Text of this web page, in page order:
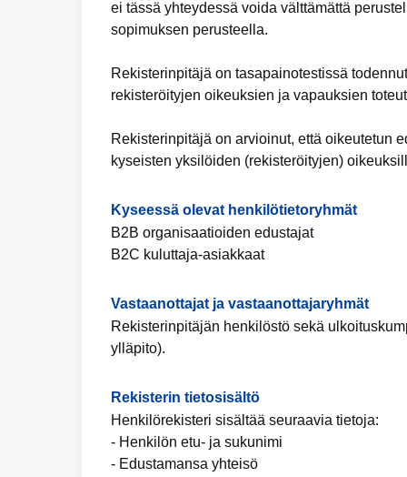
ei tässä yhteydessä voida välttämättä
sopimuksen perusteella.
Rekisterinpitäjä on tasapainotestissä
rekisteröityjen oikeuksien ja vapauksien
Rekisterinpitäjä on arvioinut, että oikeutetun
kyseisten yksilöiden (rekisteröityjen)
Kyseessä olevat henkilötietoryhmät
B2B organisaatioiden edustajat
B2C kuluttaja-asiakkaat
Vastaanottajat ja vastaanottajaryhmät
Rekisterinpitäjän henkilöstö sekä
ylläpito).
Rekisterin tietosisältö
Henkilörekisteri sisältää seuraavia tietoja:
- Henkilön etu- ja sukunimi
- Edustamansa yhteisö